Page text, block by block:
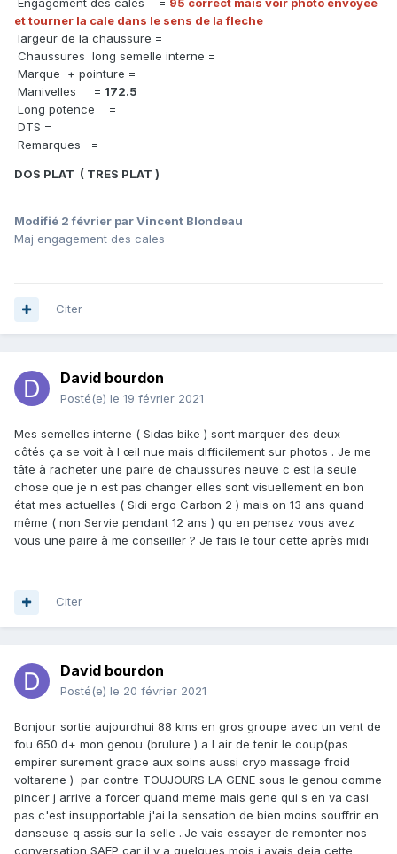
Engagement des cales = 95 correct mais voir photo envoyee
et tourner la cale dans le sens de la fleche
largeur de la chaussure =
Chaussures long semelle interne =
Marque + pointure =
Manivelles = 172.5
Long potence =
DTS =
Remarques =
DOS PLAT ( TRES PLAT )
Modifié 2 février par Vincent Blondeau
Maj engagement des cales
Citer
David bourdon
Posté(e) le 19 février 2021
Mes semelles interne ( Sidas bike ) sont marquer des deux
côtés ça se voit à l œil nue mais difficilement sur photos . Je me
tâte à racheter une paire de chaussures neuve c est la seule
chose que je n est pas changer elles sont visuellement en bon
état mes actuelles ( Sidi ergo Carbon 2 ) mais on 13 ans quand
même ( non Servie pendant 12 ans ) qu en pensez vous avez
vous une paire à me conseiller ? Je fais le tour cette après midi
Citer
David bourdon
Posté(e) le 20 février 2021
Bonjour sortie aujourdhui 88 kms en gros groupe avec un vent de
fou 650 d+ mon genou (brulure ) a l air de tenir le coup(pas
empirer surement grace aux soins aussi cryo massage froid
voltarene ) par contre TOUJOURS LA GENE sous le genou comme
pincer j arrive a forcer quand meme mais gene qui s en va casi
pas c'est insupportable j'ai la sensation de bien moins souffrir en
danseuse q assis sur la selle ..Je vais essayer de remonter nos
conversation SAEP car il y a quelques mois j avais deja cette